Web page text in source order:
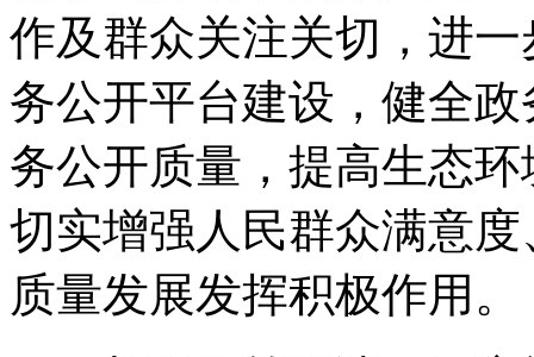
作及群众关注关切，进
务公开平台建设，健全
务公开质量，提高生态
切实增强人民群众满意
质量发展发挥积极作用。